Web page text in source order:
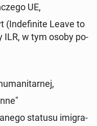
UE,
(In­de­fi­ni­te Leave to
ILR, w tym osoby po­
statusu imi­gra­